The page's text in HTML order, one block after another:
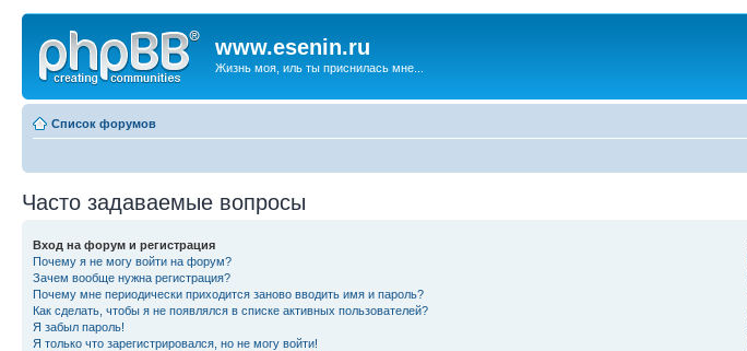
www.esenin.ru
Жизнь моя, иль ты приснилась мне...
Список форумов
Часто задаваемые вопросы
Вход на форум и регистрация
Почему я не могу войти на форум?
Зачем вообще нужна регистрация?
Почему мне периодически приходится заново вводить имя и пароль?
Как сделать, чтобы я не появлялся в списке активных пользователей?
Я забыл пароль!
Я только что зарегистрировался, но не могу войти!